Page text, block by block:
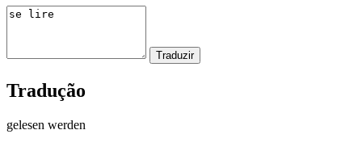
Tradução
gelesen werden